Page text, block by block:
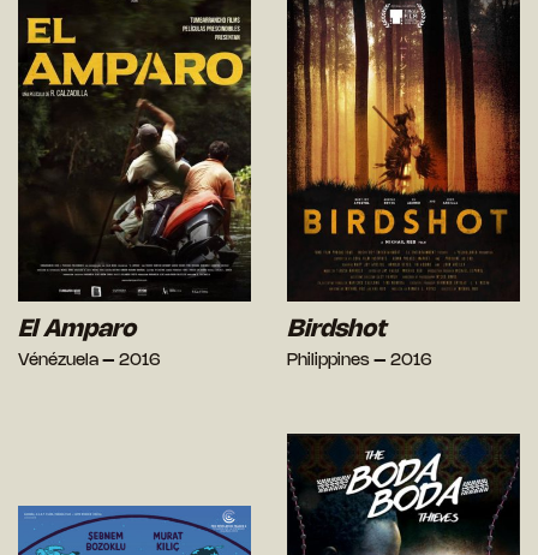
El Amparo
Vénézuela – 2016
Birdshot
Philippines – 2016